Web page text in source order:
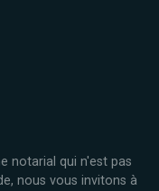
notarial qui n'est pas
nous vous invitons à